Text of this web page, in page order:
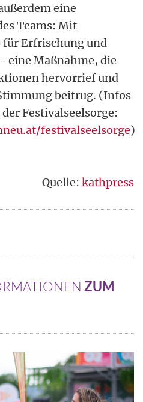
eine
Teams: Mit
für Erfrischung und
eine Maßnahme, die
hervorrief und
beitrug. (Infos
Festivalseelsorge:
festivalseelsorge)
Quelle: kathpress
ZUM